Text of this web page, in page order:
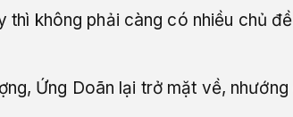
thì không phải càng có nhiều chủ
Ứng Doãn lại trở mặt về,